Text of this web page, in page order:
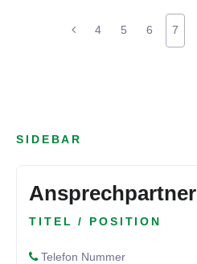
4 5 6 7
SIDEBAR
Ansprechpartner
TITEL / POSITION
Telefon Nummer